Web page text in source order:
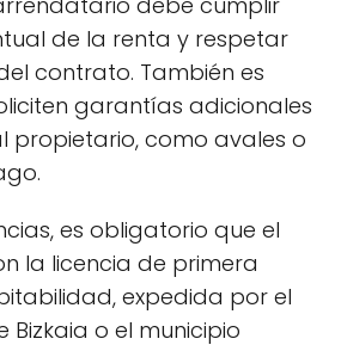
de la renta y respetar
contrato. También es
garantías adicionales
propietario, como avales o
es obligatorio que el
la licencia de primera
expedida por el
Bizkaia o el municipio